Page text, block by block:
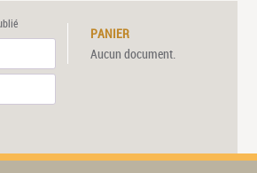
PANIER
Aucun document.